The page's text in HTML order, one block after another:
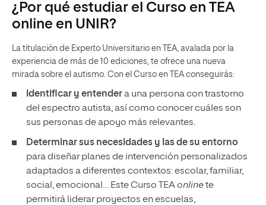
¿Por qué estudiar el Curso en TEA
online en UNIR?
La titulación de Experto Universitario en TEA, avalada por la
experiencia de más de 10 ediciones, te ofrece una nueva
mirada sobre el autismo. Con el Curso en TEA conseguirás:
Identificar y entendera una persona con trastorno
del espectro autista, así como conocer cuáles son
sus personas de apoyo más relevantes.
Determinar sus necesidades y las de su entorno
para diseñar planes de intervención personalizados
adaptados a diferentes contextos: escolar, familiar,
social, emocional… Este Curso TEAonlinete
permitirá liderar proyectos en escuelas,